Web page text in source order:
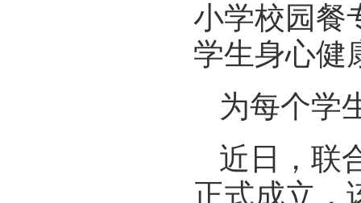
小学校园餐
学生身心健
为每个学
近日，联
正式成立，